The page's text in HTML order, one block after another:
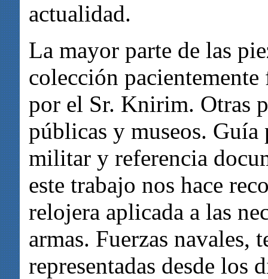
actualidad.
La mayor parte de las
colección
por el Sr. Knirim. Otras
públicas y museos.
militar y referencia
este trabajo nos hace
relojera aplicada a las
armas. Fuerzas navales,
representadas desde